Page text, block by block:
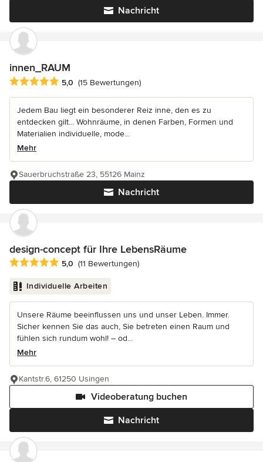
Nachricht
innen_RAUM
Durchschnittliche Bewertung: 5 von 5 Sternen
5,0 (15 Bewertungen)
Jedem Bau liegt ein besonderer Reiz inne, den es zu
entdecken gilt... Wohnräume, in denen Farben, Formen und
Materialien individuelle, mode...
Mehr
Nachricht
Sauerbruchstraße 23, 55126 Mainz
design-concept für Ihre LebensRäume
Durchschnittliche Bewertung: 5 von 5 Sternen
5,0 (11 Bewertungen)
Individuelle Arbeiten
Unsere Räume beeinflussen uns und unser Leben. Immer.
Sicher kennen Sie das auch, Sie betreten einen Raum und
fühlen sich rundum wohl! – od...
Mehr
Nachricht
Videoberatung buchen
Kantstr.6, 61250 Usingen